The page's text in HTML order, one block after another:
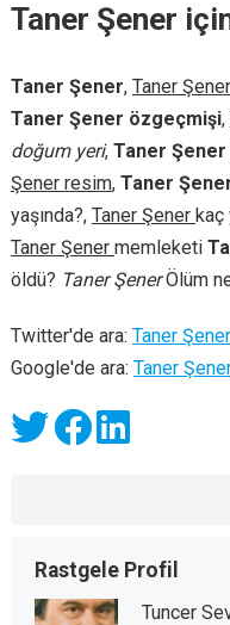
Taner Şener
Taner Şener, Taner
Taner Şener özgeçmişi,
doğum yeri, Taner
Şener resim, Taner
yaşında?, Taner Şener kaç
Taner Şener memleketi
öldü? Taner ŞenerÖlüm
Twitter'de ara: Taner Şener
Google'de ara: Taner
Rastgele Profil
Tuncer